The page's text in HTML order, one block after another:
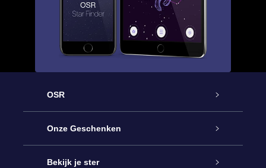
OSR
Service
Contact
Onze Geschenken
Online Star Gift
Bekijk je ster